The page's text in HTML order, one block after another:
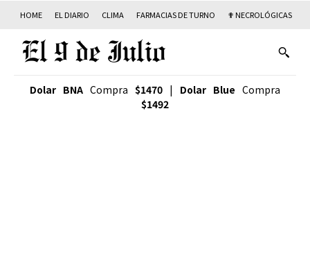
HOME EL DIARIO CLIMA FARMACIAS DE TURNO ✟ NECROLÓGICAS
Dolar BNA Compra $1470 | Dolar Blue Compra
$1492